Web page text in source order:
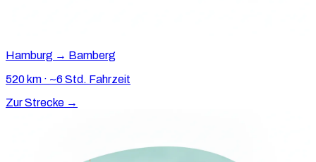
Hamburg → Bamberg
520 km · ~6 Std. Fahrzeit
Zur Strecke →